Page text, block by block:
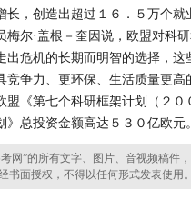
，创造出超过１６．５万个就
尔·盖根－奎因说，欧盟对科研
出危机的长期而明智的选择，这
争力、更环保、生活质量更高
《第七个科研框架计划（２０
总投资金额高达５３０亿欧元。
”的所有文字、图片、音视频稿件
面授权，不得以任何形式发表使用。